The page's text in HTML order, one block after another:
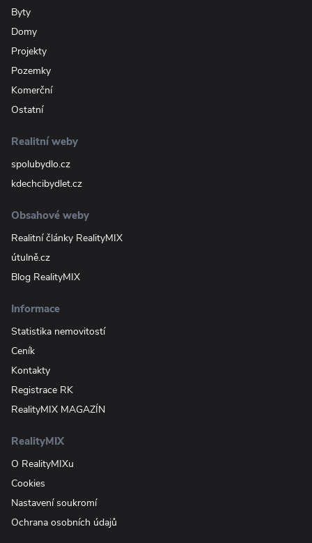
Byty
Domy
Projekty
Pozemky
Komerční
Ostatní
Realitní weby
spolubydlo.cz
kdechcibydlet.cz
Obsahové weby
Realitní články RealityMIX
útulně.cz
Blog RealityMIX
Informace
Statistika nemovitostí
Ceník
Kontakty
Registrace RK
RealityMIX MAGAZÍN
RealityMIX
O RealityMIXu
Cookies
Nastavení soukromí
Ochrana osobních údajů